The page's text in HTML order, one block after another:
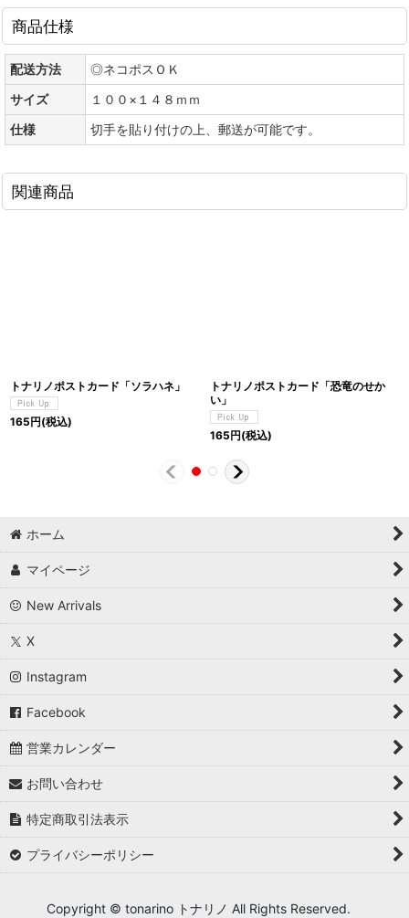
商品仕様
配送方法
◎ネコポスＯＫ
サイズ
１００×１４８ｍｍ
仕様
切手を貼り付けの上、郵送が可能です。
関連商品
トナリノポストカード「ソラハネ」
165円(税込)
トナリノポストカード「恐竜のせか
い」
165円(税込)
ホーム
マイページ
New Arrivals
X
Instagram
Facebook
営業カレンダー
お問い合わせ
特定商取引法表示
プライバシーポリシー
Copyright © tonarino トナリノ All Rights Reserved.